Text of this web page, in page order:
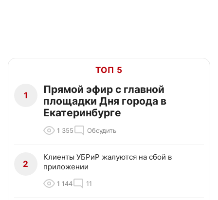
ТОП 5
1
Прямой эфир с главной
площадки Дня города в
Екатеринбурге
1 355 Обсудить
2
Клиенты УБРиР жалуются на сбой в
приложении
1 144 11